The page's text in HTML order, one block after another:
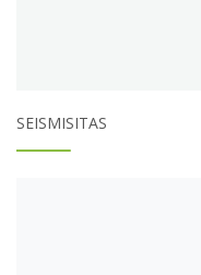
SEISMISITAS